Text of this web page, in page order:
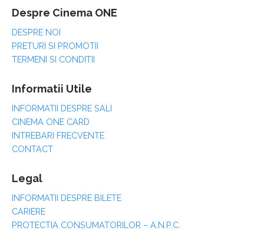
Despre Cinema ONE
DESPRE NOI
PRETURI SI PROMOTII
TERMENI SI CONDITII
Informatii Utile
INFORMATII DESPRE SALI
CINEMA ONE CARD
INTREBARI FRECVENTE
CONTACT
Legal
INFORMATII DESPRE BILETE
CARIERE
PROTECTIA CONSUMATORILOR – A.N.P.C.